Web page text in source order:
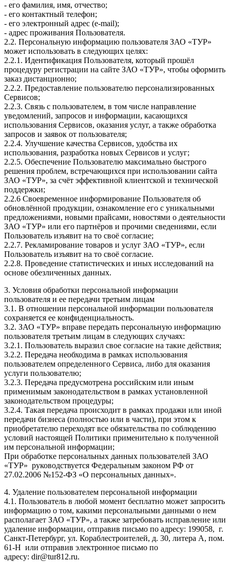
- его фамилия, имя, отчество;
- его контактный телефон;
- его электронный адрес (e-mail);
- адрес проживания Пользователя.
2.2. Персональную информацию пользователя ЗАО «ТУР»
может использовать в следующих целях:
2.2.1. Идентификация Пользователя, который прошёл
процедуру регистрации на сайте ЗАО «ТУР», чтобы оформить
заказ дистанционно;
2.2.2. Предоставление пользователю персонализированных
Сервисов;
2.2.3. Связь с пользователем, в том числе направление
уведомлений, запросов и информации, касающихся
использования Сервисов, оказания услуг, а также обработка
запросов и заявок от пользователя;
2.2.4. Улучшение качества Сервисов, удобства их
использования, разработка новых Сервисов и услуг;
2.2.5. Обеспечение Пользователю максимально быстрого
решения проблем, встречающихся при использовании сайта
ЗАО «ТУР», за счёт эффективной клиентской и технической
поддержки;
2.2.6 Своевременное информирование Пользователя об
обновлённой продукции, ознакомление его с уникальными
предложениями, новыми прайсами, новостями о деятельности
ЗАО «ТУР» или его партнёров и прочими сведениями, если
Пользователь изъявит на то своё согласие;
2.2.7. Рекламирование товаров и услуг ЗАО «ТУР», если
Пользователь изъявит на то своё согласие.
2.2.8. Проведение статистических и иных исследований на
основе обезличенных данных.
3. Условия обработки персональной информации
пользователя и ее передачи третьим лицам
3.1. В отношении персональной информации пользователя
сохраняется ее конфиденциальность.
3.2. ЗАО «ТУР» вправе передать персональную информацию
пользователя третьим лицам в следующих случаях:
3.2.1. Пользователь выразил свое согласие на такие действия;
3.2.2. Передача необходима в рамках использования
пользователем определенного Сервиса, либо для оказания
услуги пользователю;
3.2.3. Передача предусмотрена российским или иным
применимым законодательством в рамках установленной
законодательством процедуры;
3.2.4. Такая передача происходит в рамках продажи или иной
передачи бизнеса (полностью или в части), при этом к
приобретателю переходят все обязательства по соблюдению
условий настоящей Политики применительно к полученной
им персональной информации;
При обработке персональных данных пользователей ЗАО
«ТУР» руководствуется Федеральным законом РФ от
27.02.2006 №152-ФЗ «О персональных данных».
4. Удаление пользователем персональной информации
4.1. Пользователь в любой момент бесплатно может запросить
информацию о том, какими персональными данными о нем
располагает ЗАО «ТУР», а также затребовать исправление или
удаление информации, отправив письмо по адресу: 199058, г.
Санкт-Петербург, ул. Кораблестроителей, д. 30, литера А, пом.
61-Н или отправив электронное письмо по
адресу: dir@tur812.ru.